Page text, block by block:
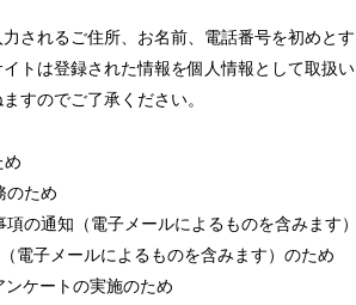
されるご住所、お名前、電話番号を初めと
トは登録された情報を個人情報として取扱
すのでご了承ください。
め
のため
の通知（電子メールによるものを含みます
電子メールによるものを含みます）のため
ケートの実施のため